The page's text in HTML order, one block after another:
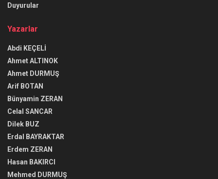
Duyurular
Yazarlar
Abdi KEÇELİ
Ahmet ALTINOK
Ahmet DURMUŞ
Arif BOTAN
Bünyamin ZERAN
Celal SANCAR
Dilek BUZ
Erdal BAYRAKTAR
Erdem ZERAN
Hasan BAKIRCI
Mehmed DURMUŞ